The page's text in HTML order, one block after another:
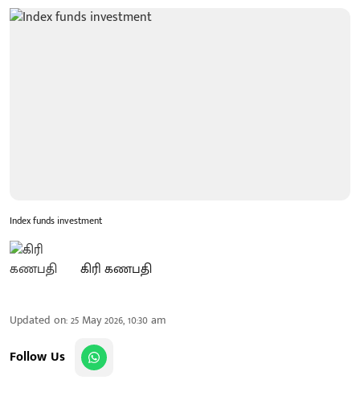
Index funds investment
கிரி கணபதி
Updated on:25 May 2026, 10:30 am
Follow Us